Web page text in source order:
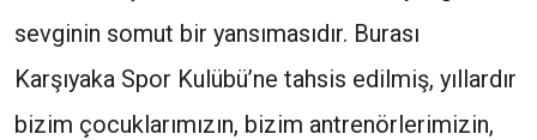
sevginin somut bir yansımasıdır. Burası
Karşıyaka Spor Kulübü’ne tahsis edilmiş, yıllardır
bizim çocuklarımızın, bizim antrenörlerimizin,